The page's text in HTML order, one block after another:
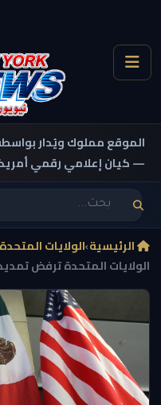
الموقع مملوك ويُدار
— كيان إعلامي رقمي
الرئيسية›الولايات المتحدة
الولايات المتحدة ترفض